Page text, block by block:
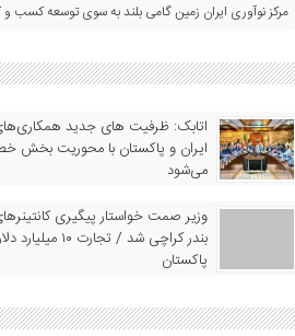
مرکز نوآوری ایران زمین گامی بلند به سوی توسعه کسب و
اتابک: ظرفیت های جدید
ایران و پاکستان با محوریت بخش
می‌شود
وزیر صمت خواستار پیگیری
بندر کراچی شد / تجارت
پاکستان